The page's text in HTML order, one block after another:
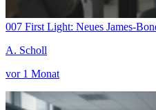
007 First Light: Neues James-
A. Scholl
vor 1 Monat